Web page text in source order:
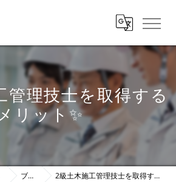
管理技士を取得する
メリット✨
ブログ 2級土木施工管理技士を取得するメリット✨